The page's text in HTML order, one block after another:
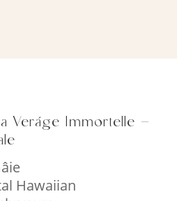
Veráge Immortelle –
Hawaiian